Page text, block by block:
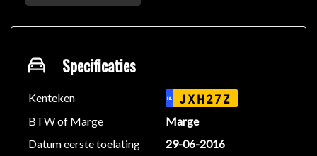
Transmissie:Automaat
Vermogen:136 PK
Aandrijving:Achterwielen
Deze specifieke 1-Serie is uitgevoerd met het M
Pakket, o.a. te zien aan de sportievere voor- en
achterbumper, M Sport sideskirts en de schitterende
18-inch M sportvelgen. In het interieur is dit terug te
Specificaties
Kenteken NL JXH27Z
BTW of Marge
Marge
Datum eerste toelating
29-06-2016